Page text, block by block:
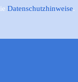
Datenschutzhinweise.